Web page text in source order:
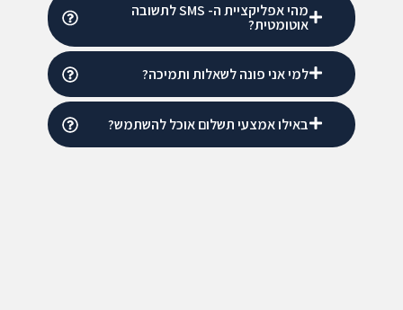
מהי אפליקציית ה- SMS לתשובה
אוטומטית?
למי אני פונה לשאלות ותמיכה?
באילו אמצעי תשלום אוכל להשתמש?